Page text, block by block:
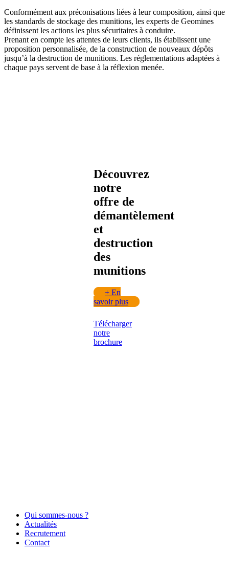
Conformément aux préconisations liées à leur composition, ainsi que
les standards de stockage des munitions, les experts de Geomines
définissent les actions les plus sécuritaires à conduire.
Prenant en compte les attentes de leurs clients, ils établissent une
proposition personnalisée, de la construction de nouveaux dépôts
jusqu’à la destruction de munitions. Les réglementations adaptées à
chaque pays servent de base à la réflexion menée.
Découvrez
notre
offre de
démantèlement
et
destruction
des
munitions
+ En
savoir plus
Télécharger
notre
brochure
Qui sommes-nous ?
Actualités
Recrutement
Contact